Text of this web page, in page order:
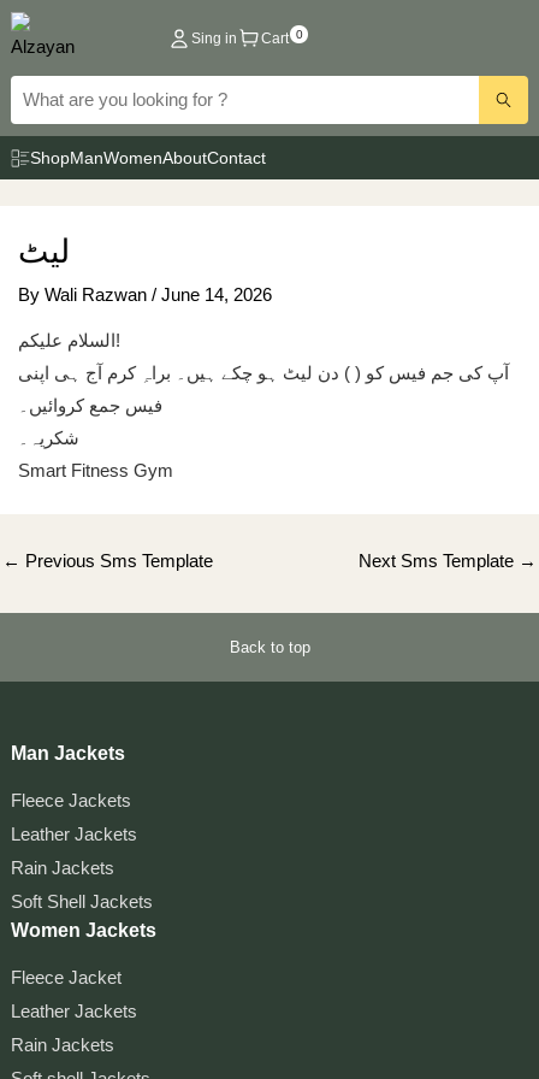
Skip
to
content
Sing in Cart 0
ShopManWomenAboutContact
لیٹ
By Wali Razwan / June 14, 2026
السلام علیکم!
آپ کی جم فیس کو ( ) دن لیٹ ہو چکے ہیں۔ براہِ کرم آج ہی اپنی
فیس جمع کروائیں۔
شکریہ۔
Smart Fitness Gym
Post
← Previous Sms Template Next Sms Template →
Back to top
Man Jackets
Fleece Jackets
Leather Jackets
Rain Jackets
Soft Shell Jackets
Women Jackets
Fleece Jacket
Leather Jackets
Rain Jackets